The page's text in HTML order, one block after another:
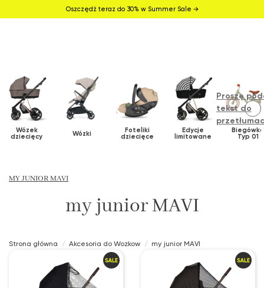
Oszczędź teraz do 30% w Summer Sale →
Wózek
dziecięcy Wózki Foteliki
dziecięce
Edycje
limitowane
Biegówka
Typ 01
Proszę
tekst do
MY JUNIOR MAVI
my junior MAVI
Strona główna Akcesoria do Wozkow my junior MAVI